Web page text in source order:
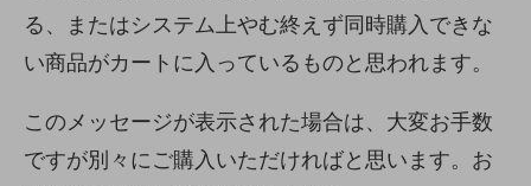
る、またはシステム上やむ終えず同時購入できな
い商品がカートに入っているものと思われます。
このメッセージが表示された場合は、大変お手数
ですが別々にご購入いただければと思います。お